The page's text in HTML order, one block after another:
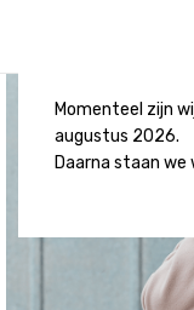
Momenteel zijn
augustus 2026.
Daarna staan we